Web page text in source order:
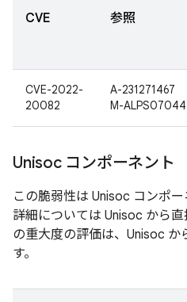
CVE 参照
CVE-2022-
20082
A-231271467
M-
Unisoc コンポーネント
この脆弱性は Unisoc コンポー
詳細については Unisoc から
の重大度の評価は、Unisoc か
す。